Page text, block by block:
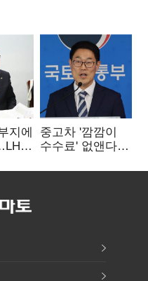
지에
도
중고차 '깜깜이
수수료' 없앤다…
생기면 환불